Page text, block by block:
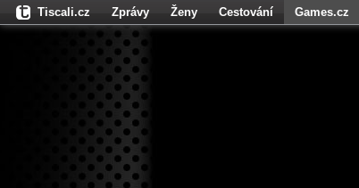
Tiscali.cz Zprávy Ženy Cestování Games.cz
Fights.cz